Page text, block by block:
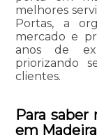
melhores
Portas, a
mercado e
anos de
priorizando
clientes.
Para
em